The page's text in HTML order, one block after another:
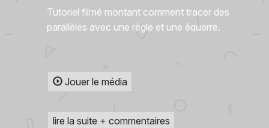
Tutoriel filmé montant comment tracer des
parallèles avec une règle et une équerre.
Jouer le média
lire la suite + commentaires